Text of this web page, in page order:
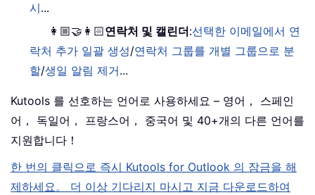
시...
👩🏼‍🤝‍👩🏻연락처 및 캘린더:선택한 이메일에서 연
락처 추가 일괄 생성/연락처 그룹를 개별 그룹으로 분
할/생일 알림 제거...
Kutools 를 선호하는 언어로 사용하세요 – 영어， 스페인
어， 독일어， 프랑스어， 중국어 및 40+개의 다른 언어를
지원합니다！
한 번의 클릭으로 즉시 Kutools for Outlook 의 잠금을 해
제하세요。 더 이상 기다리지 마시고 지금 다운로드하여